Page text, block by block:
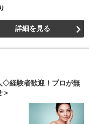
詳細を見る
◇経験者歓迎！プロが無